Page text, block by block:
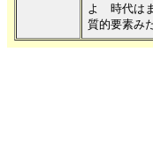
よ 時代は
質的要素み